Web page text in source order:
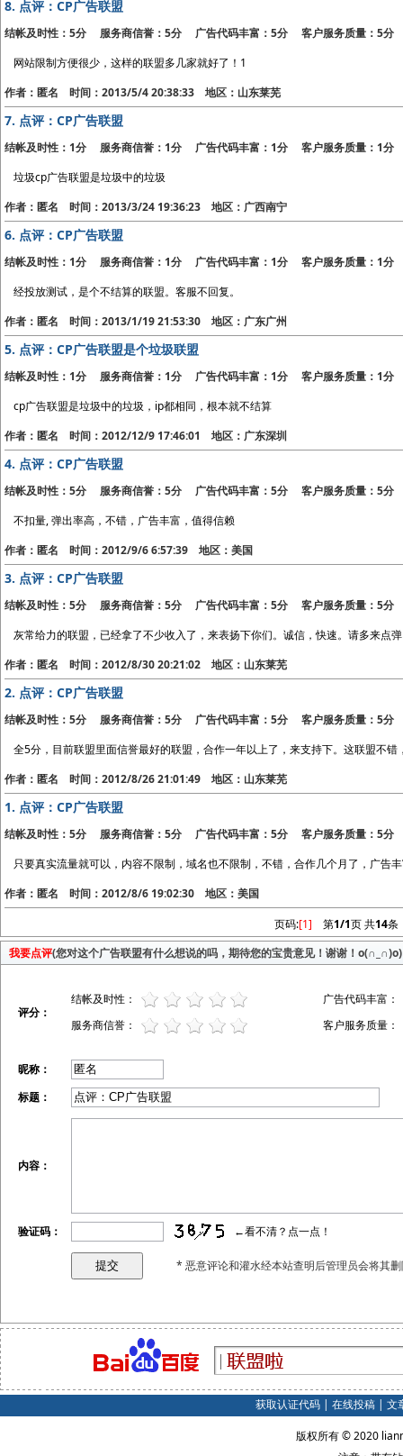
8. 点评：CP广告联盟
结帐及时性：5分 服务商信誉：5分 广告代码丰富：5分 客户服务质量：5分
网站限制方便很少，这样的联盟多几家就好了！1
作者：匿名 时间：2013/5/4 20:38:33 地区：山东莱芜
7. 点评：CP广告联盟
结帐及时性：1分 服务商信誉：1分 广告代码丰富：1分 客户服务质量：1分
垃圾cp广告联盟是垃圾中的垃圾
作者：匿名 时间：2013/3/24 19:36:23 地区：广西南宁
6. 点评：CP广告联盟
结帐及时性：1分 服务商信誉：1分 广告代码丰富：1分 客户服务质量：1分
经投放测试，是个不结算的联盟。客服不回复。
作者：匿名 时间：2013/1/19 21:53:30 地区：广东广州
5. 点评：CP广告联盟是个垃圾联盟
结帐及时性：1分 服务商信誉：1分 广告代码丰富：1分 客户服务质量：1分
cp广告联盟是垃圾中的垃圾，ip都相同，根本就不结算
作者：匿名 时间：2012/12/9 17:46:01 地区：广东深圳
4. 点评：CP广告联盟
结帐及时性：5分 服务商信誉：5分 广告代码丰富：5分 客户服务质量：5分
不扣量, 弹出率高，不错，广告丰富，值得信赖
作者：匿名 时间：2012/9/6 6:57:39 地区：美国
3. 点评：CP广告联盟
结帐及时性：5分 服务商信誉：5分 广告代码丰富：5分 客户服务质量：5分
灰常给力的联盟，已经拿了不少收入了，来表扬下你们。诚信，快速。请多来点
作者：匿名 时间：2012/8/30 20:21:02 地区：山东莱芜
2. 点评：CP广告联盟
结帐及时性：5分 服务商信誉：5分 广告代码丰富：5分 客户服务质量：5分
全5分，目前联盟里面信誉最好的联盟，合作一年以上了，来支持下。这联盟不错
作者：匿名 时间：2012/8/26 21:01:49 地区：山东莱芜
1. 点评：CP广告联盟
结帐及时性：5分 服务商信誉：5分 广告代码丰富：5分 客户服务质量：5分
只要真实流量就可以，内容不限制，域名也不限制，不错，合作几个月了，广告
作者：匿名 时间：2012/8/6 19:02:30 地区：美国
页码:[1] 第1/1页 共14条
我要点评(您对这个广告联盟有什么想说的吗，期待您的宝贵意见！谢谢！o(∩_∩)o)
评分：
结帐及时性：
广告代码丰富：
服务商信誉：
客户服务质量：
昵称：
标题：
内容：
验证码： ←看不清？点一点！
* 恶意评论和灌水经本站查明后管理员会将其
获取认证代码| 在线投稿| 文
版权所有 © 2020